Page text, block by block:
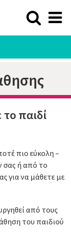
παιδί
πιο εύκολη –
σας ή από το
για να μάθετε με
από τους
του παιδιού